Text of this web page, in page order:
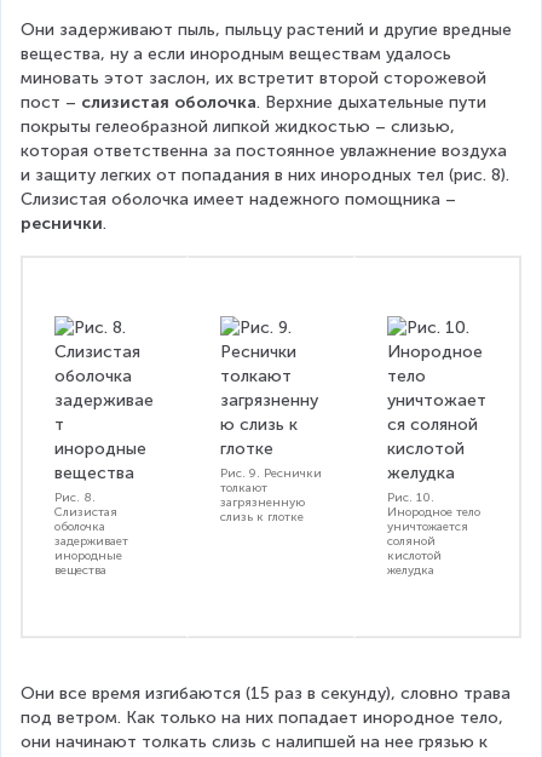
Они задерживают пыль, пыльцу растений и другие вредные
вещества, ну а если инородным веществам удалось
миновать этот заслон, их встретит второй сторожевой
пост – слизистая оболочка. Верхние дыхательные пути
покрыты гелеобразной липкой жидкостью – слизью,
которая ответственна за постоянное увлажнение воздуха
и защиту легких от попадания в них инородных тел (рис. 8).
Слизистая оболочка имеет надежного помощника –
реснички.
Рис. 8.
Слизистая
оболочка
задерживает
инородные
вещества
Рис. 9. Реснички
толкают
загрязненную
слизь к глотке
Рис. 10.
Инородное тело
уничтожается
соляной
кислотой
желудка
Они все время изгибаются (15 раз в секунду), словно трава
под ветром. Как только на них попадает инородное тело,
они начинают толкать слизь с налипшей на нее грязью к